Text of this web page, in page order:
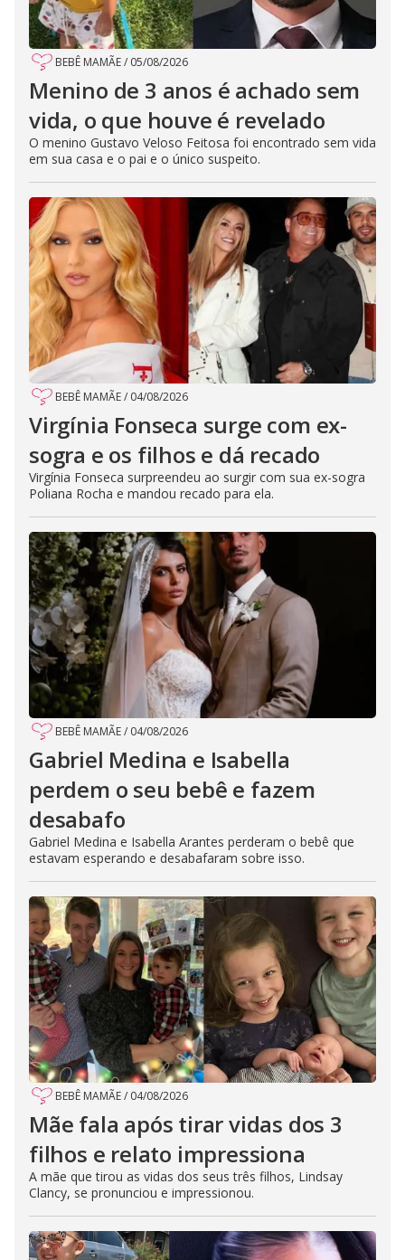
BEBÊ MAMÃE/ 05/08/2026
Menino de 3 anos é achado sem
vida, o que houve é revelado
O menino Gustavo Veloso Feitosa foi encontrado sem vida
em sua casa e o pai e o único suspeito.
BEBÊ MAMÃE/ 04/08/2026
Virgínia Fonseca surge com ex-
sogra e os filhos e dá recado
Virgínia Fonseca surpreendeu ao surgir com sua ex-sogra
Poliana Rocha e mandou recado para ela.
BEBÊ MAMÃE/ 04/08/2026
Gabriel Medina e Isabella
perdem o seu bebê e fazem
desabafo
Gabriel Medina e Isabella Arantes perderam o bebê que
estavam esperando e desabafaram sobre isso.
BEBÊ MAMÃE/ 04/08/2026
Mãe fala após tirar vidas dos 3
filhos e relato impressiona
A mãe que tirou as vidas dos seus três filhos, Lindsay
Clancy, se pronunciou e impressionou.